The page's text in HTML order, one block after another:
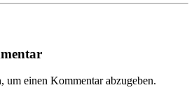
um einen Kommentar abzugeben.